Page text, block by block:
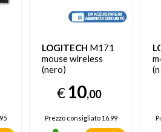
LOGITECH M171
mouse wireless
(nero)
€10,00
Prezzo consigliato16.99